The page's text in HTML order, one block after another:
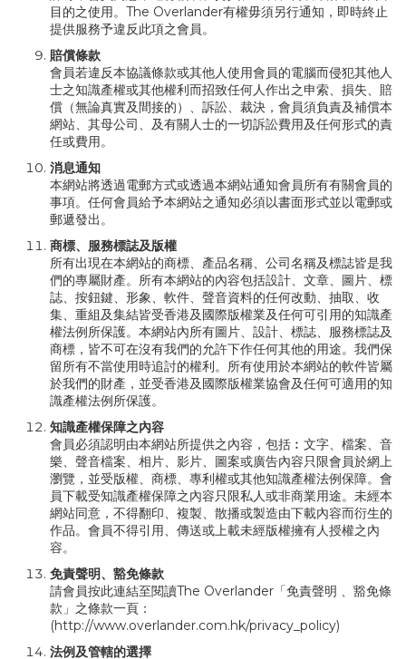
目的之使用。The Overlander有權毋須另行通知，即時終止
提供服務予違反此項之會員。
賠償條款
會員若違反本協議條款或其他人使用會員的電腦而侵犯其他人
士之知識產權或其他權利而招致任何人作出之申索、損失、賠
償（無論真實及間接的）、訴訟、裁決，會員須負責及補償本
網站、其母公司、及有關人士的一切訴訟費用及任何形式的責
任或費用。
消息通知
本網站將透過電郵方式或透過本網站通知會員所有有關會員的
事項。任何會員給予本網站之通知必須以書面形式並以電郵或
郵遞發出。
商標、服務標誌及版權
所有出現在本網站的商標、產品名稱、公司名稱及標誌皆是我
們的專屬財產。所有本網站的內容包括設計、文章、圖片、標
誌、按鈕鍵、形象、軟件、聲音資料的任何改動、抽取、收
集、重組及集結皆受香港及國際版權業及任何可引用的知識產
權法例所保護。本網站內所有圖片、設計、標誌、服務標誌及
商標，皆不可在沒有我們的允許下作任何其他的用途。我們保
留所有不當使用時追討的權利。所有使用於本網站的軟件皆屬
於我們的財產，並受香港及國際版權業協會及任何可適用的知
識產權法例所保護。
知識產權保障之內容
會員必須認明由本網站所提供之內容，包括︰文字、檔案、音
樂、聲音檔案、相片、影片、圖案或廣告內容只限會員於網上
瀏覽，並受版權、商標、專利權或其他知識產權法例保障。會
員下載受知識產權保障之內容只限私人或非商業用途。未經本
網站同意，不得翻印、複製、散播或製造由下載內容而衍生的
作品。會員不得引用、傳送或上載未經版權擁有人授權之內
容。
免責聲明、豁免條款
請會員按此連結至閱讀The Overlander「免責聲明 、豁免條
款」之條款一頁：
(http://www.overlander.com.hk/privacy_policy)
法例及管轄的選擇